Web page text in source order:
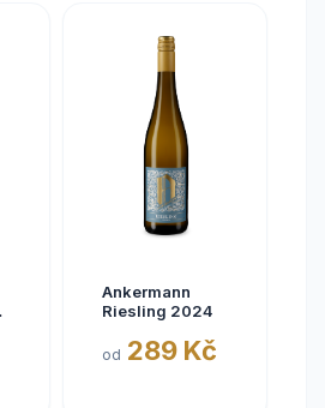
Ankermann
Riesling 2024
od 289 Kč